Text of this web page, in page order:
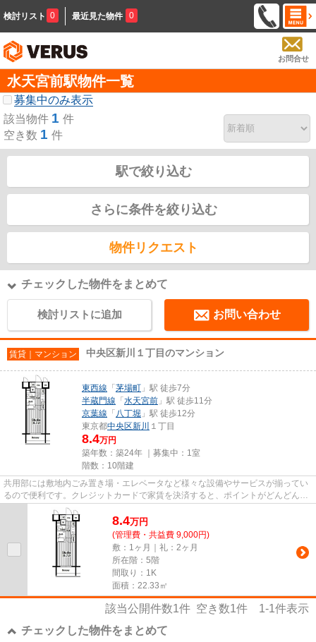
検討リスト 0 最近見た物件 0
お問合せ
水天宮前駅物件一覧
募集中のみ表示
該当物件 1 件
空き数 1 件
駅で絞り込む
さらに条件を絞り込む
物件リクエスト
チェックした物件をまとめて
検討リストに追加 お問い合わせ
賃貸｜マンション 中央区新川１丁目のマンション
東西線 「 茅場町 」駅 徒歩7分
半蔵門線 「 水天宮前 」駅 徒歩11分
京葉線 「 八丁堀 」駅 徒歩12分
東京都中央区新川 １丁目
8.4万円
築年数：築24年 ｜募集中： 1室
階数：10階建
共用部には敷地内ごみ置き場・エレベータなど様々な設備やサービスが揃ってい
るので便利です。クレジットカードで家賃を決済すると、ポイントがどんどん貯
まりますよ。魅力的な駅近の...
8.4万円
(管理費・共益費 9,000円)
敷：1ヶ月｜礼：2ヶ月
所在階：5階
間取り：1K
面積：22.33㎡
該当公開件数1件 空き数1件 1-1件表示
チェックした物件をまとめて